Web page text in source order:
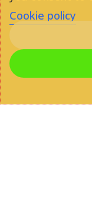
Cookie policy